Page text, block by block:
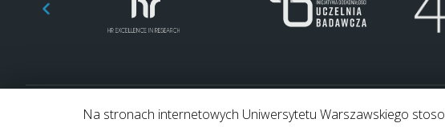
© 2026 Uniwersytet Warszawski. Wszelkie prawa zastrzeżone.
Na stronach internetowych Uniwersytetu Warszawskiego